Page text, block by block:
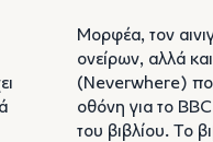
Μορφέα, τον
ονείρων, αλλά
(Neverwhere)
οθόνη για το
του βιβλίου. Το